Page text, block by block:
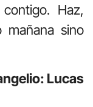
Haz,
mañana sino
Lucas